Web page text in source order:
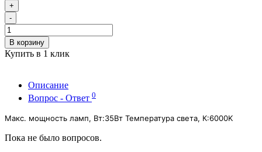
+
-
В корзину
Купить в 1 клик
Описание
Вопрос - Ответ 0
Макс. мощность ламп, Вт:35Вт Температура света, К:6000K
Пока не было вопросов.